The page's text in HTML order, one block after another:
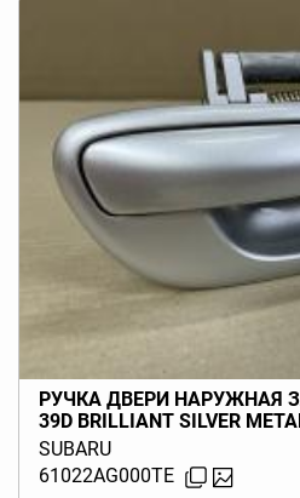
РУЧКА ДВЕРИ НАРУЖНАЯ
39D BRILLIANT SILVER
BL BP (B13) 2003-2009
SUBARU
61022AG000TE